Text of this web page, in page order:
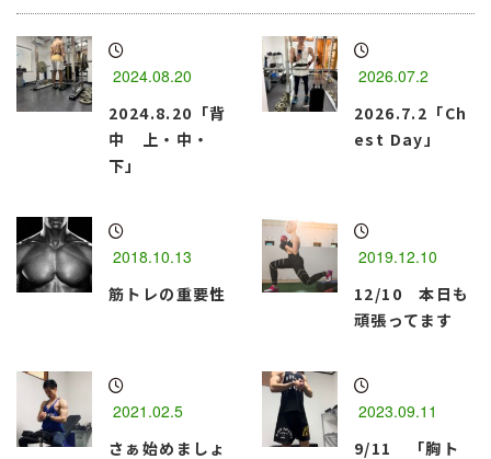
2024.08.20
2024.8.20「背
中 上・中・
下」
2026.07.2
2026.7.2「Ch
est Day」
2018.10.13
筋トレの重要性
2019.12.10
12/10 本日も
頑張ってます
2021.02.5
さぁ始めましょ
2023.09.11
9/11 「胸ト